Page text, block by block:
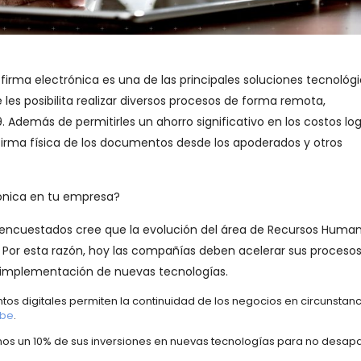
electrónica es una de las principales soluciones
posibilita realizar diversos procesos de forma remota,
Además de permitirles un ahorro significativo en los costos
física de los documentos desde los apoderados y otros
en tu empresa?
cree que la evolución del área de Recursos
esta razón, hoy las compañías deben acelerar sus
de nuevas tecnologías.
digitales permiten la continuidad de los negocios en
.
un 10% de sus inversiones en nuevas tecnologías para no